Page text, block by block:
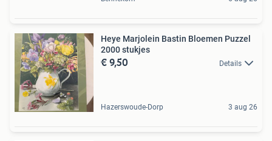
Heye Marjolein Bastin Bloemen Puzzel
2000 stukjes
€ 9,50 Details
Hazerswoude-Dorp 3 aug 26